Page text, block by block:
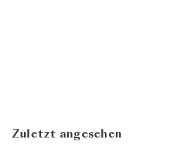
Zuletzt angesehen